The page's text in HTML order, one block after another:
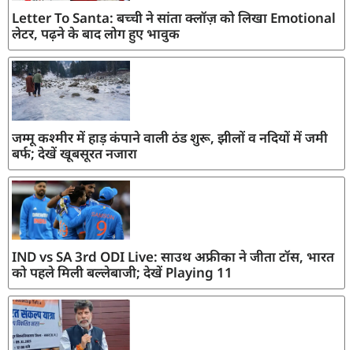
Letter To Santa: बच्ची ने सांता क्लॉज़ को लिखा Emotional
लेटर, पढ़ने के बाद लोग हुए भावुक
जम्मू कश्मीर में हाड़ कंपाने वाली ठंड शुरू, झीलों व नदियों में जमी
बर्फ; देखें खूबसूरत नजारा
IND vs SA 3rd ODI Live: साउथ अफ्रीका ने जीता टॉस, भारत
को पहले मिली बल्लेबाजी; देखें Playing 11